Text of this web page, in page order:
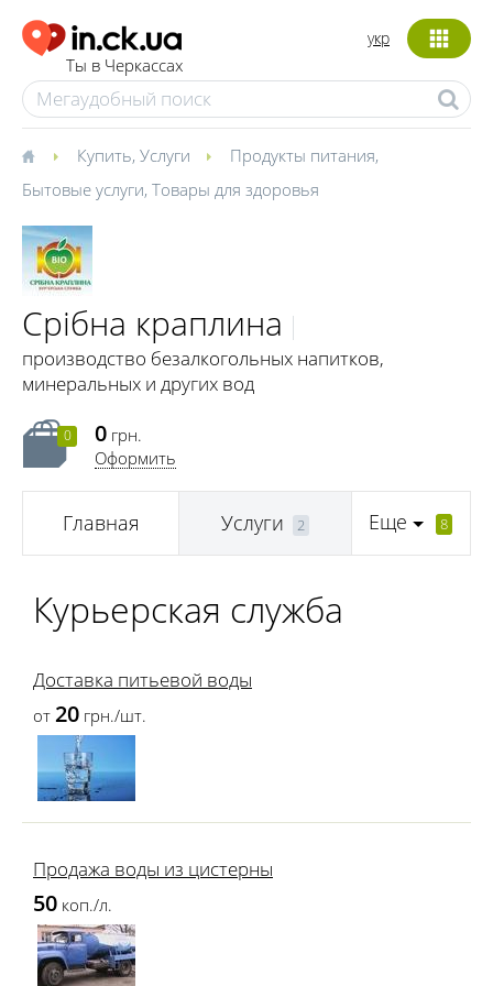
Ты в Черкассах
укр
Купить, Услуги Продукты питания,
Бытовые услуги, Товары для здоровья
Срібна краплина
производство безалкогольных напитков,
минеральных и других вод
0 0 грн.
Оформить
Главная Услуги 2 Еще 8
Курьерская служба
Доставка питьевой воды
от 20 грн./шт.
Продажа воды из цистерны
50 коп./л.